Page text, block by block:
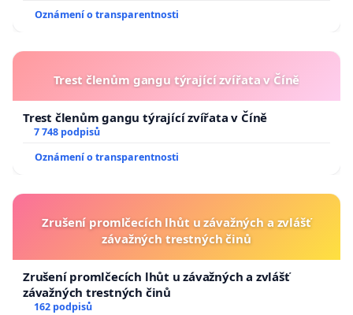
Oznámení o transparentnosti
Trest členům gangu týrající zvířata v Číně
Trest členům gangu týrající zvířata v Číně
7 748 podpisů
Oznámení o transparentnosti
Zrušení promlčecích lhůt u závažných a zvlášť
závažných trestných činů
Zrušení promlčecích lhůt u závažných a zvlášť
závažných trestných činů
162 podpisů